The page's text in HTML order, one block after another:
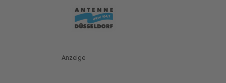
Anzeige